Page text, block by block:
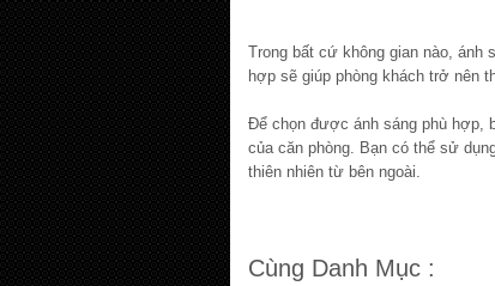
Trong bất cứ không gian nào, ánh
hợp sẽ giúp phòng khách trở nên
Để chọn được ánh sáng phù hợp,
của căn phòng. Bạn có thể sử
thiên nhiên từ bên ngoài.
Cùng Danh Mục :